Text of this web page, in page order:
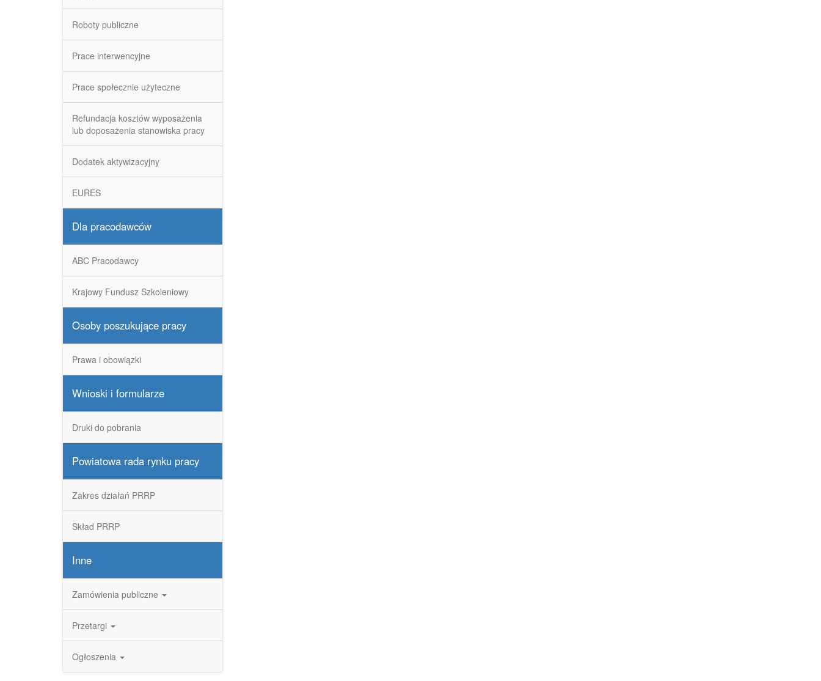
Roboty publiczne
Prace interwencyjne
Prace społecznie użyteczne
Refundacja kosztów wyposażenia
lub doposażenia stanowiska pracy
Dodatek aktywizacyjny
EURES
Dla pracodawców
ABC Pracodawcy
Krajowy Fundusz Szkoleniowy
Osoby poszukujące pracy
Prawa i obowiązki
Wnioski i formularze
Druki do pobrania
Powiatowa rada rynku pracy
Zakres działań PRRP
Skład PRRP
Inne
Zamówienia publiczne
Przetargi
Ogłoszenia